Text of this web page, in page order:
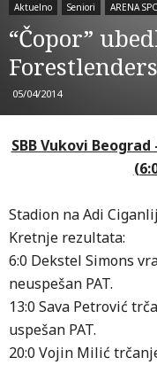
Aktuelno Seniori ARENA
“Čopor”
05/04/2014
SBB Vukovi
Stadion na Adi
Kretnje rezultata:
6:0 Dekstel Simons
neuspešan PAT.
13:0 Sava Petrović
uspešan PAT.
20:0 Vojin Milić